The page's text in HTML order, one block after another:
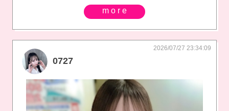
more
0727
2026/07/27 23:34:09